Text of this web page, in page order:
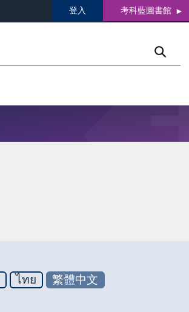
登入 考科藍圖書館
ไทย
繁體中文